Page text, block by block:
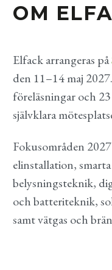
OM
Elfack arrangeras på
den 11–14 maj
föreläsningar och
självklara
Fokusområden
elinstallation,
belysningsteknik,
och batteriteknik,
samt vätgas och